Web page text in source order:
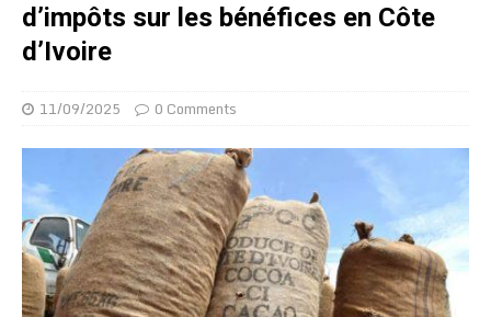
d’impôts sur les bénéfices en Côte
d’Ivoire
11/09/2025 0 Comments